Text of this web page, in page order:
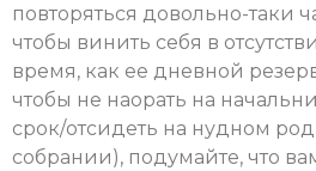
повторяться довольно-таки
чтобы винить себя в
время, как ее дневной
чтобы не наорать на
срок/отсидеть на нудном
собрании), подумайте, что